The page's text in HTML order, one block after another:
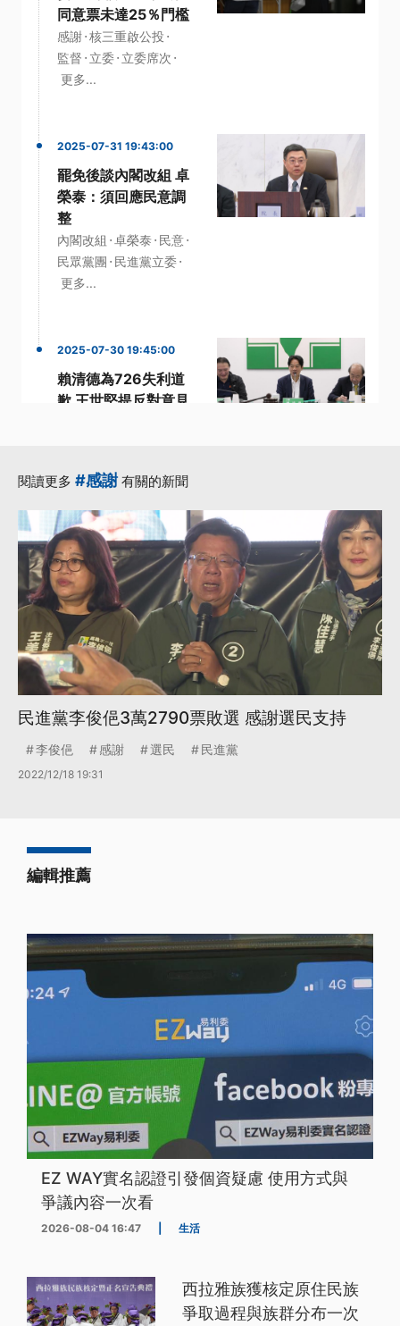
同意票未達25％門檻
感謝·核三重啟公投 ·
監督 · 立委· 立委席次 ·
更多...
2025-07-31 19:43:00
罷免後談內閣改組 卓
榮泰：須回應民意調
整
內閣改組 ·卓榮泰· 民意·
民眾黨團 · 民進黨立委·
更多...
2025-07-30 19:45:00
賴清德為726失利道
歉 王世堅提反對意見
總統賴清德 ·更多...
閱讀更多 #感謝有關的新聞
民進黨李俊俋3萬2790票敗選 感謝選民支持
李俊俋 感謝 選民 民進黨
2022/12/18 19:31
編輯推薦
EZ WAY實名認證引發個資疑慮 使用方式與
爭議內容一次看
2026-08-04 16:47 生活
西拉雅族獲核定原住民族
爭取過程與族群分布一次